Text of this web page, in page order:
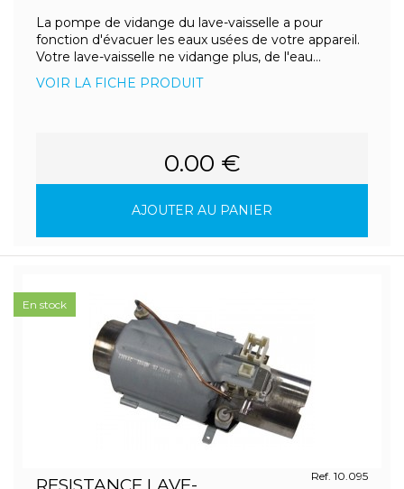
La pompe de vidange du lave-vaisselle a pour
fonction d'évacuer les eaux usées de votre appareil.
Votre lave-vaisselle ne vidange plus, de l'eau...
VOIR LA FICHE PRODUIT
0.00 €
AJOUTER AU PANIER
Ref. 10.095
En stock